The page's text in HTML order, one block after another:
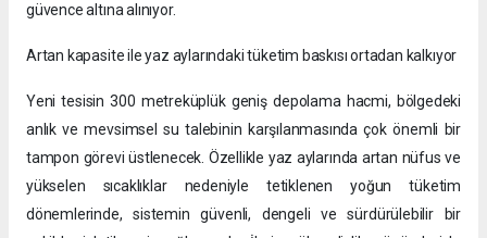
güvence altına alınıyor.
Artan kapasite ile yaz aylarındaki tüketim baskısı ortadan kalkıyor
Yeni tesisin 300 metreküplük geniş depolama hacmi, bölgedeki
anlık ve mevsimsel su talebinin karşılanmasında çok önemli bir
tampon görevi üstlenecek. Özellikle yaz aylarında artan nüfus ve
yükselen sıcaklıklar nedeniyle tetiklenen yoğun tüketim
dönemlerinde, sistemin güvenli, dengeli ve sürdürülebilir bir